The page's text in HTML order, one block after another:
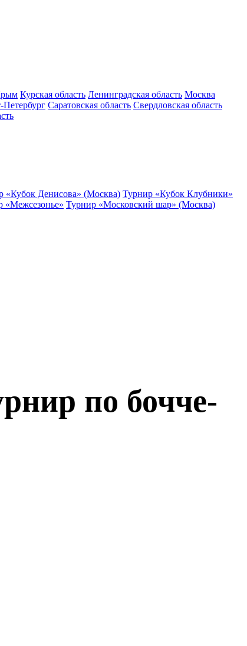
Курская область Ленинградская область Москва
Петербург Саратовская область Свердловская область
«Кубок Денисова» (Москва) Турнир «Кубок Клубники»
«Межсезонье» Турнир «Московский шар» (Москва)
по бочче-